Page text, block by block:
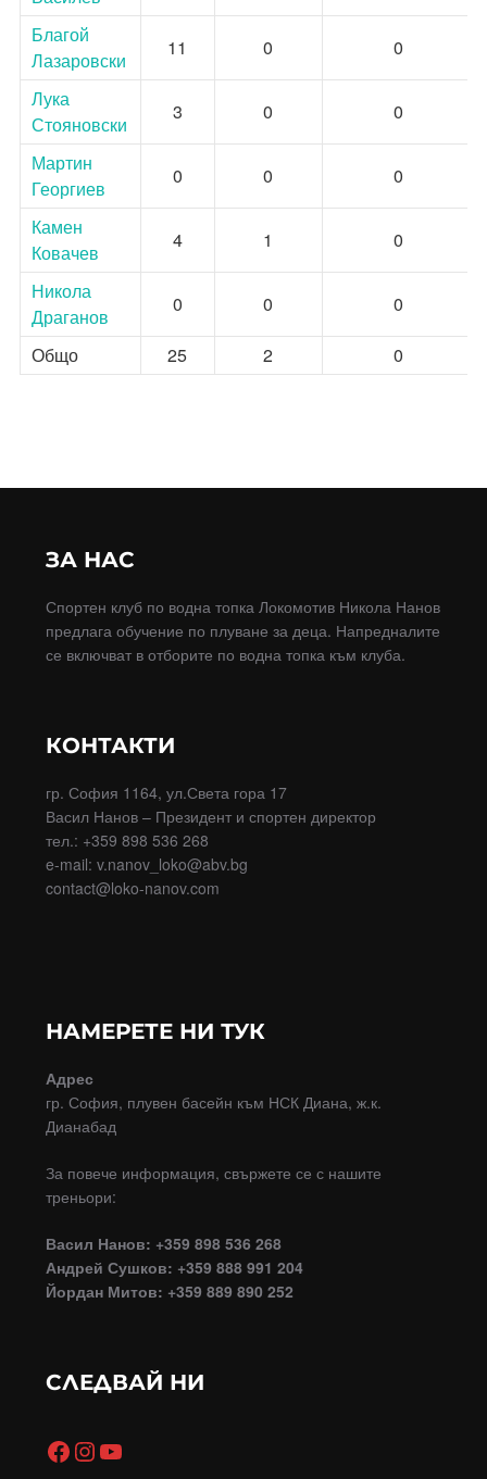
Благой
Лазаровски
11 0 0
Лука
Стояновски
3 0 0
Мартин
Георгиев
0 0 0
Камен
Ковачев
4 1 0
Никола
Драганов
0 0 0
Общо 25 2 0
ЗА НАС
Спортен клуб по водна топка Локомотив Никола Нанов
предлага обучение по плуване за деца. Напредналите
се включват в отборите по водна топка към клуба.
КОНТАКТИ
гр. София 1164, ул.Света гора 17
Васил Нанов – Президент и спортен директор
тел.: +359 898 536 268
e-mail: v.nanov_loko@abv.bg
contact@loko-nanov.com
НАМЕРЕТЕ НИ ТУК
Адрес
гр. София, плувен басейн към НСК Диана, ж.к.
Дианабад
За повече информация, свържете се с нашите
треньори:
Васил Нанов: +359 898 536 268
Андрей Сушков: +359 888 991 204
Йордан Митов: +359 889 890 252
СЛЕДВАЙ НИ
Facebook
Instagram
YouTube